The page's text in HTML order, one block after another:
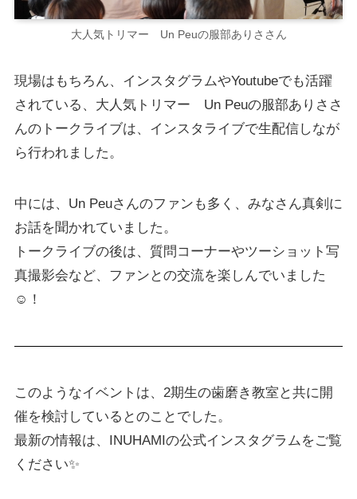
大人気トリマー Un Peuの服部ありささん
現場はもちろん、インスタグラムやYoutubeでも活躍
されている、 大人気トリマー Un Peuの服部ありささ
んのトークライブは、インスタライブで生配信しなが
ら行われました。
中には、 Un Peuさんのファンも多く、みなさん真剣に
お話を聞かれていました。
トークライブの後は、質問コーナーやツーショット写
真撮影会など、ファンとの交流を楽しんでいました
☺️！
このようなイベントは、2期生の歯磨き教室と共に開
催を検討しているとのことでした。
最新の情報は、INUHAMIの公式インスタグラムをご覧
ください✨